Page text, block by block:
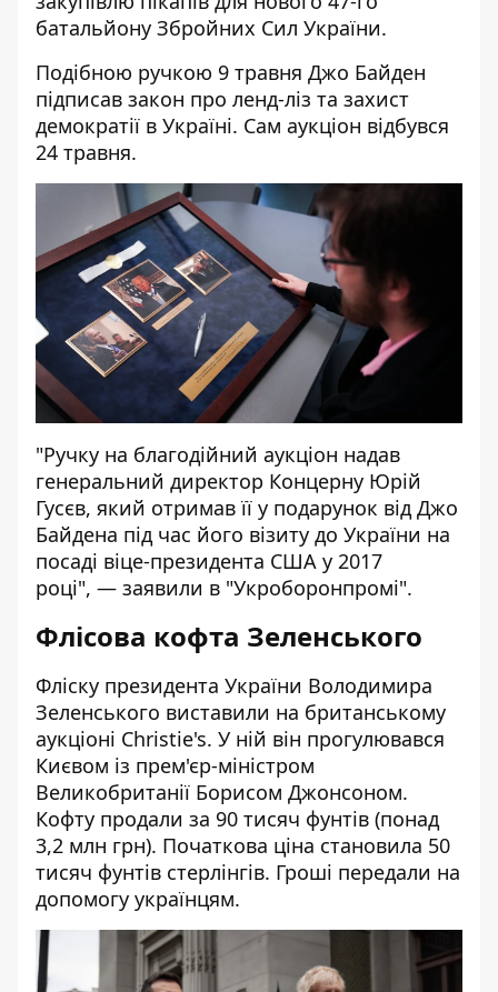
батальйону Збройних Сил України.
Подібною ручкою 9 травня Джо Байден
підписав закон про ленд-ліз та захист
демократії в Україні. Сам аукціон відбувся
24 травня.
"Ручку на благодійний аукціон надав
генеральний директор Концерну Юрій
Гусєв, який отримав її у подарунок від Джо
Байдена під час його візиту до України на
посаді віце-президента США у 2017
році", — заявили в "Укроборонпромі".
Флісова кофта Зеленського
Фліску президента України Володимира
Зеленського виставили на британському
аукціоні Christie's. У ній він прогулювався
Києвом із прем'єр-міністром
Великобританії Борисом Джонсоном.
Кофту продали за 90 тисяч фунтів (понад
3,2 млн грн). Початкова ціна становила 50
тисяч фунтів стерлінгів. Гроші передали на
допомогу українцям.